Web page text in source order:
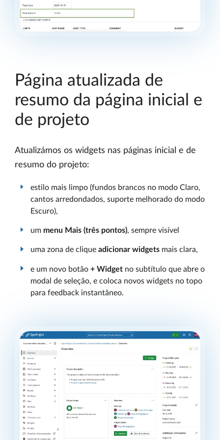
Página atualizada de
resumo da página inicial e
de projeto
Atualizámos os widgets nas páginas inicial e de
resumo do projeto:
estilo mais limpo (fundos brancos no modo Claro,
cantos arredondados, suporte melhorado do modo
Escuro),
um menu Mais (três pontos), sempre visível
uma zona de clique adicionar widgets mais clara,
e um novo botão + Widget no subtítulo que abre o
modal de seleção, e coloca novos widgets no topo
para feedback instantâneo.